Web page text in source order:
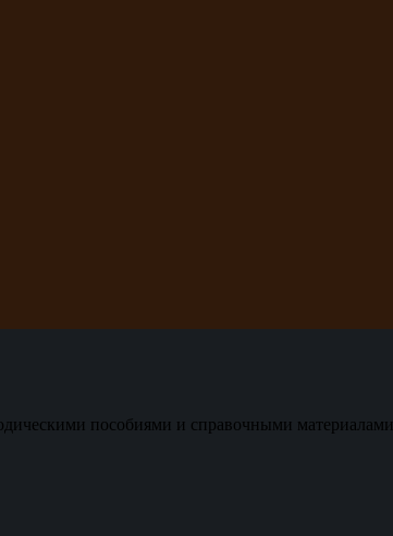
пособиями и справочными материалами